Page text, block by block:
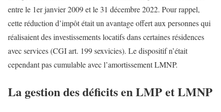
entre le 1er janvier 2009 et le 31 décembre 2022. Pour rappel,
cette réduction d’impôt était un avantage offert aux personnes qui
réalisaient des investissements locatifs dans certaines résidences
avec services (CGI art. 199 sexvicies). Le dispositif n’était
cependant pas cumulable avec l’amortissement LMNP.
La gestion des déficits en LMP et LMNP